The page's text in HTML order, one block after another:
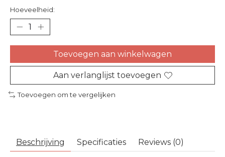
Hoeveelheid:
Toevoegen aan winkelwagen
Aan verlanglijst toevoegen
Toevoegen om te vergelijken
Beschrijving Specificaties Reviews (0)